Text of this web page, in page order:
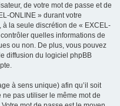
de votre mot de passe et de
ONLINE » durant votre
la seule discrétion de « EXCEL-
quelles informations de
ou non. De plus, vous pouvez
diffusion du logiciel phpBB
à sens unique) afin qu’il soit
pas utiliser le même mot de